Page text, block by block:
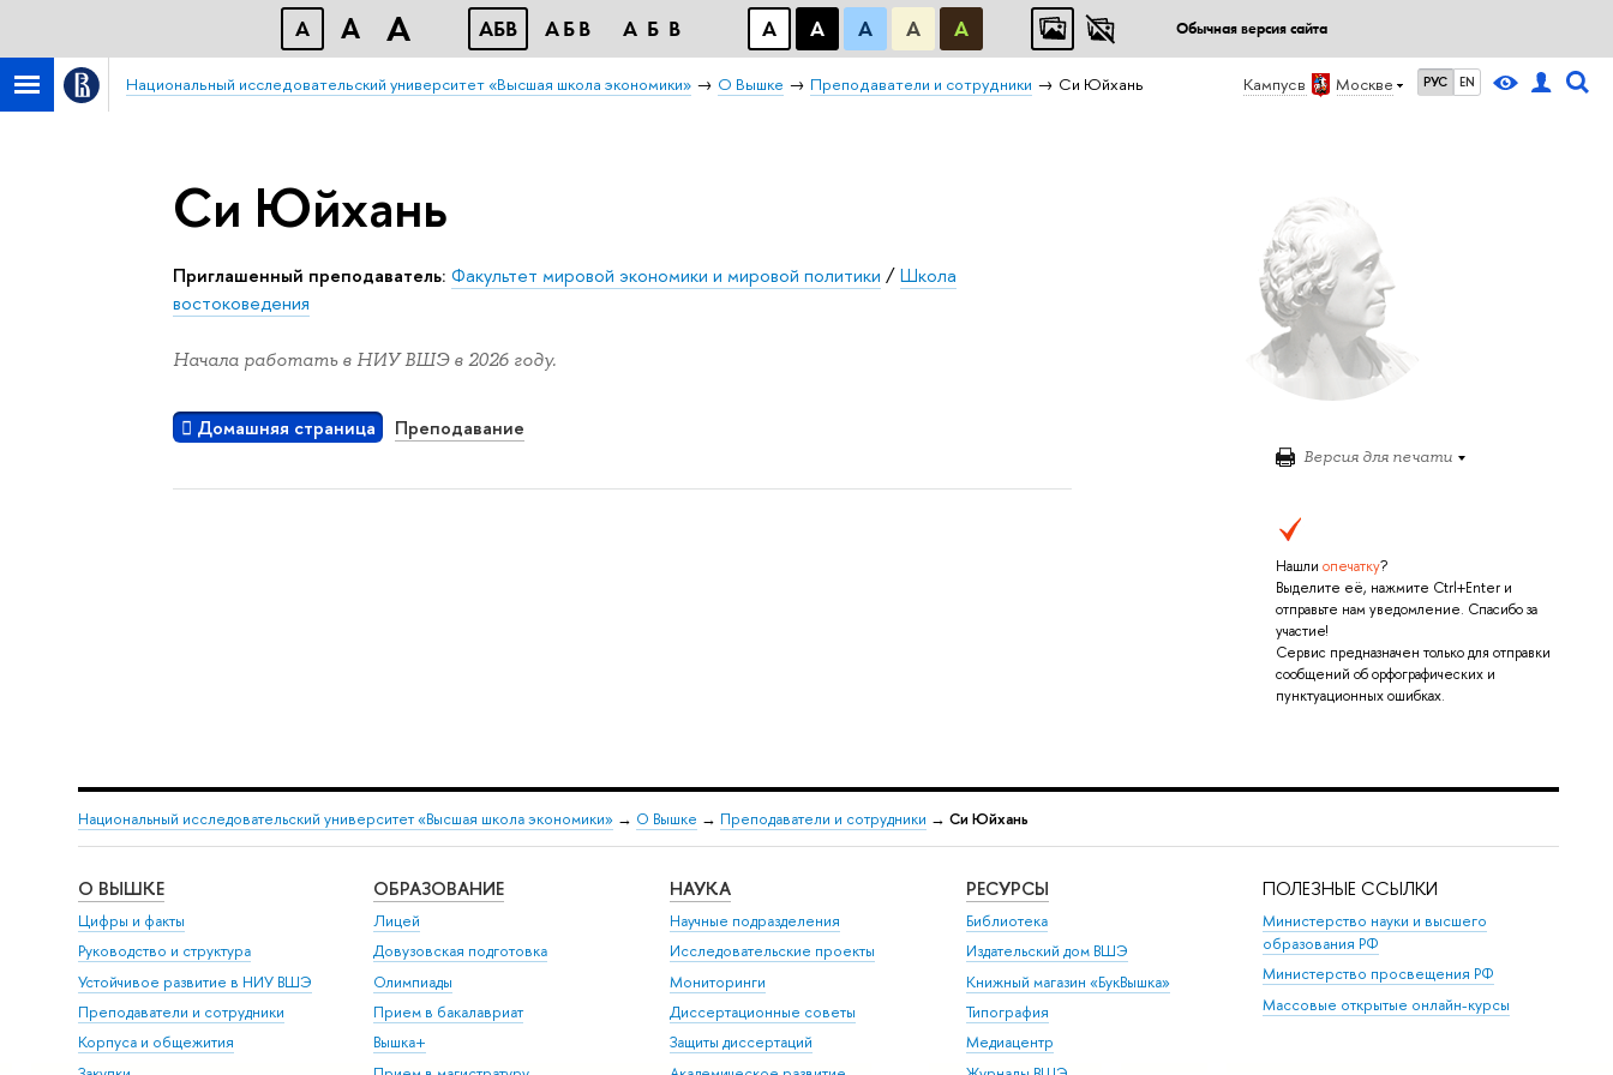
A A A АБB АБB АБB А А А А А Обычная версия сайта
Кампус в Москве РУС EN
Национальный исследовательский университет «Высшая школа экономики» О Вышке Преподаватели и сотрудники Си Юйхань
Версия для печати
Нашли опечатку?
Выделите её, нажмите Ctrl+Enter и
отправьте нам уведомление. Спасибо за
участие!
Сервис предназначен только для отправки
сообщений об орфографических и
пунктуационных ошибках.
Си Юйхань
Приглашенный преподаватель: Факультет мировой экономики и мировой политики /Школа
востоковедения
Начала работать в НИУ ВШЭ в 2026 году.
Домашняя страница Преподавание
Национальный исследовательский университет «Высшая школа экономики» → О Вышке → Преподаватели и сотрудники → Си Юйхань
О ВЫШКЕ
Цифры и факты
Руководство и структура
Устойчивое развитие в НИУ ВШЭ
Преподаватели и сотрудники
Корпуса и общежития
ОБРАЗОВАНИЕ
Лицей
Довузовская подготовка
Олимпиады
Прием в бакалавриат
Вышка+
НАУКА
Научные подразделения
Исследовательские проекты
Мониторинги
Диссертационные советы
Защиты диссертаций
РЕСУРСЫ
Библиотека
Издательский дом ВШЭ
Книжный магазин «БукВышка»
Типография
Медиацентр
ПОЛЕЗНЫЕ ССЫЛКИ
Министерство науки и высшего
образования РФ
Министерство просвещения РФ
Массовые открытые онлайн-курсы